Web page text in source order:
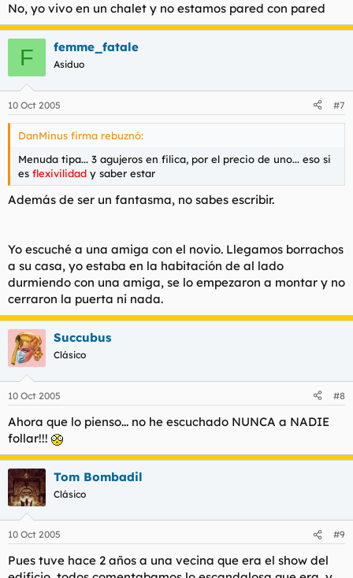
No, yo vivo en un chalet y no estamos pared con pared
F femme_fatale
Asiduo
10 Oct 2005 #7
DanMinus firma rebuznó:
Menuda tipa... 3 agujeros en filica, por el precio de uno... eso si
es flexivilidad y saber estar
Además de ser un fantasma, no sabes escribir.
Yo escuché a una amiga con el novio. Llegamos borrachos
a su casa, yo estaba en la habitación de al lado
durmiendo con una amiga, se lo empezaron a montar y no
cerraron la puerta ni nada.
Succubus
Clásico
10 Oct 2005 #8
Ahora que lo pienso... no he escuchado NUNCA a NADIE
follar!!!
Tom Bombadil
Clásico
10 Oct 2005 #9
Pues tuve hace 2 años a una vecina que era el show del